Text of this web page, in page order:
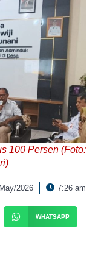
100 Persen (Foto:
2026 7:26 am
WHATSAPP